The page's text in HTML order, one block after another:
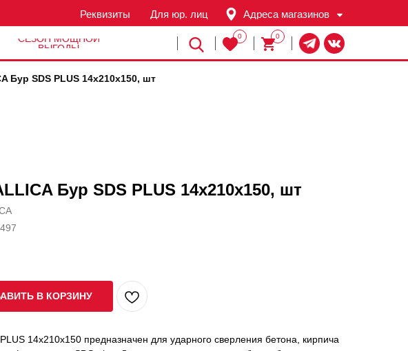
Для юр. лиц
Реквизиты Адреса магазинов
0
0
СЕЗОН МОЩНОЙ
ВЫГОДЫ
Бур SDS PLUS 14х210х150, шт
Бур SDS PLUS 14х210х150, шт
В КОРЗИНУ
14х210х150 предназначен для ударного сверления бетона, кирпича